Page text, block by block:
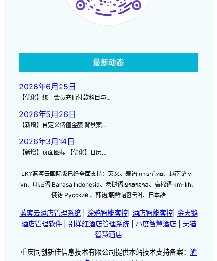
最新动态
2026年6月25日
【优化】统一会员充值付款科目与…
2026年5月26日
【新增】自定义储值金额 背景案…
2026年3月14日
【新增】页面图标 【优化】日历…
LKY蓝客云国际版已经全面支持：英文、泰语 ภาษาไทย、越南语 vi-
vn、印尼语 Bahasa Indonesia、老挝语 ພາສາລາວ、高棉语 km-kh、
俄语 Русский 、韩语/朝鲜语한국어、日本語
蓝客云酒店管理系统| 涂鸦智能客控| 酒店智能客控| 金天鹅
酒店管理软件| 别样红酒店管理系统| 小度智慧酒店| 天猫
智慧酒店
重庆同创新佳信息技术有限公司提供本站技术支持备案： 渝